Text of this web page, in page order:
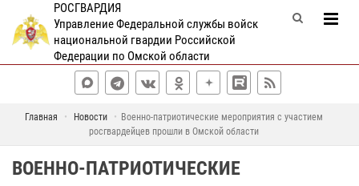
РОСГВАРДИЯ
Управление Федеральной службы войск
национальной гвардии Российской
Федерации по Омской области
Главная Новости
Военно-патриотические мероприятия с участием
росгвардейцев прошли в Омской области
ВОЕННО-ПАТРИОТИЧЕСКИЕ